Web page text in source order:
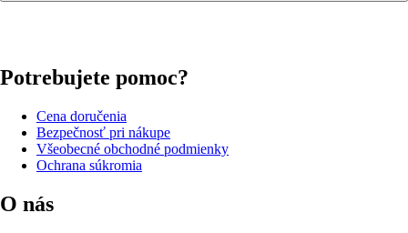
Potrebujete pomoc?
Cena doručenia
Bezpečnosť pri nákupe
Všeobecné obchodné podmienky
Ochrana súkromia
O nás